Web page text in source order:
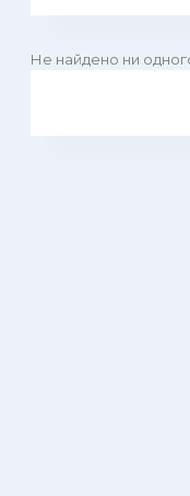
Не найдено ни